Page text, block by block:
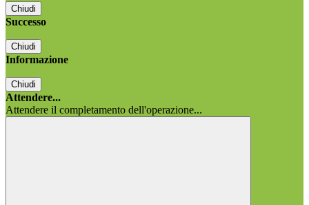
Chiudi
Successo
Chiudi
Informazione
Chiudi
Attendere...
Attendere il completamento dell'operazione...